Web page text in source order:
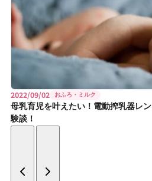
2022/09/02 おふろ・ミルク
母乳育児を叶えたい！電動搾乳器レ
験談！